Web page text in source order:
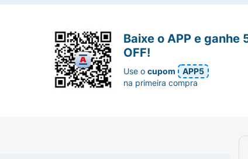
Baixe o APP e ganhe
OFF!
Use ocupom
APP5
na primeira compra